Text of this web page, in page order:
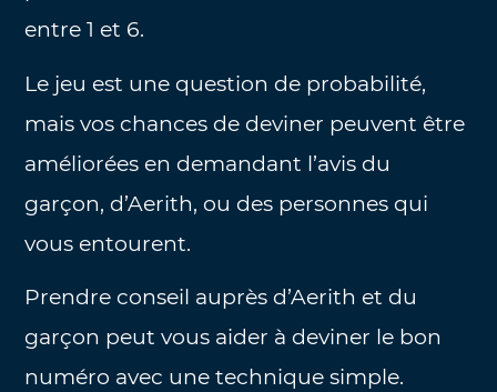
entre 1 et 6.
Le jeu est une question de probabilité,
mais vos chances de deviner peuvent être
améliorées en demandant l’avis du
garçon, d’Aerith, ou des personnes qui
vous entourent.
Prendre conseil auprès d’Aerith et du
garçon peut vous aider à deviner le bon
numéro avec une technique simple.